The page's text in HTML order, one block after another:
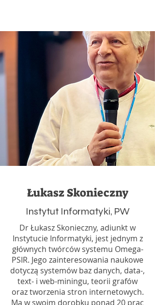
Łukasz Skonieczny
Instytut Informatyki, PW
Dr Łukasz Skonieczny, adiunkt w
Instytucie Informatyki, jest jednym z
głównych twórców systemu Omega-
PSIR. Jego zainteresowania naukowe
dotyczą systemów baz danych, data-,
text- i web-miningu, teorii grafów
oraz tworzenia stron internetowych.
Ma w swoim dorobku ponad 20 prac